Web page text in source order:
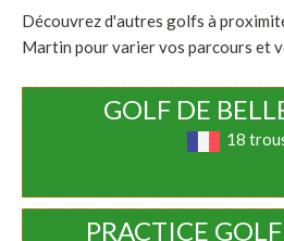
Découvrez d'autres golfs à
Martin pour varier vos parcours et
GOLF DE
18
PRACTICE